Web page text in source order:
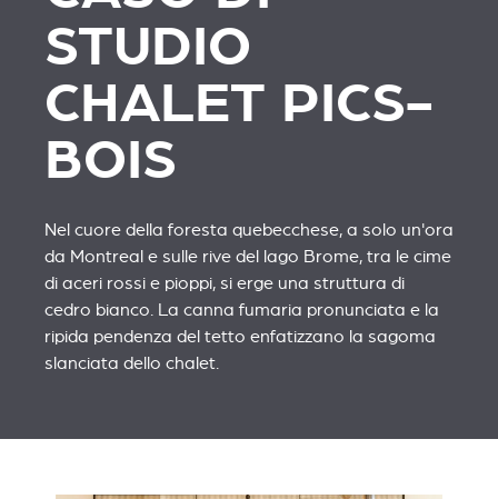
STUDIO
CHALET PICS-
BOIS
Nel cuore della foresta quebecchese, a solo un'ora
da Montreal e sulle rive del lago Brome, tra le cime
di aceri rossi e pioppi, si erge una struttura di
cedro bianco. La canna fumaria pronunciata e la
ripida pendenza del tetto enfatizzano la sagoma
slanciata dello chalet.